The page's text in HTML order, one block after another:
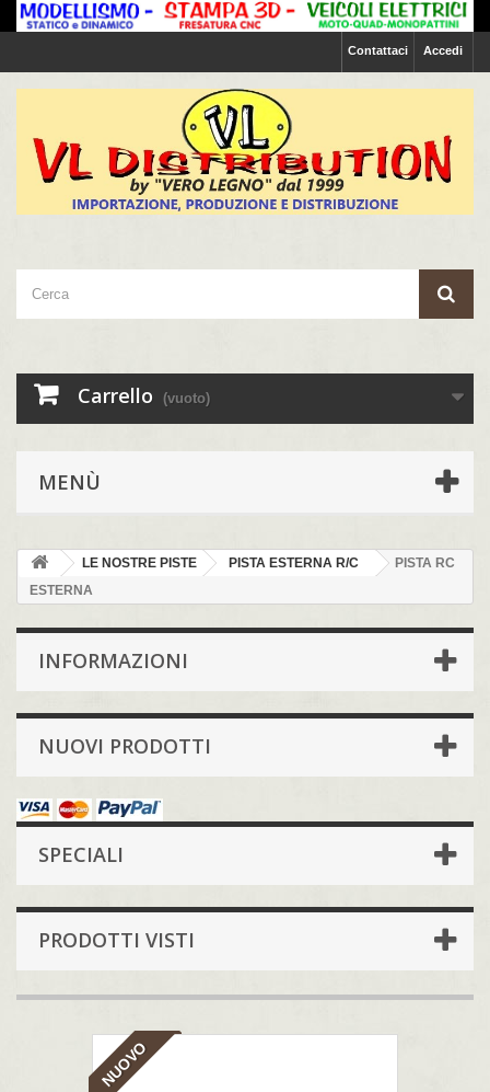
Accedi
Contattaci
Carrello (vuoto)
MENÙ
LE NOSTRE PISTE PISTA ESTERNA R/C
PISTA RC
ESTERNA
INFORMAZIONI
NUOVI PRODOTTI
SPECIALI
PRODOTTI VISTI
NUOVO